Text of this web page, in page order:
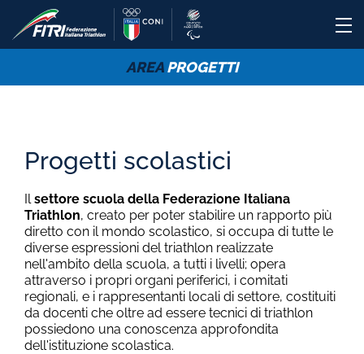
AREAPROGETTI
Progetti scolastici
Ilsettore scuola della Federazione Italiana
Triathlon, creato per poter stabilire un rapporto più
diretto con il mondo scolastico, si occupa di tutte le
diverse espressioni del triathlon realizzate
nell'ambito della scuola, a tutti i livelli; opera
attraverso i propri organi periferici, i comitati
regionali, e i rappresentanti locali di settore, costituiti
da docenti che oltre ad essere tecnici di triathlon
possiedono una conoscenza approfondita
dell'istituzione scolastica.